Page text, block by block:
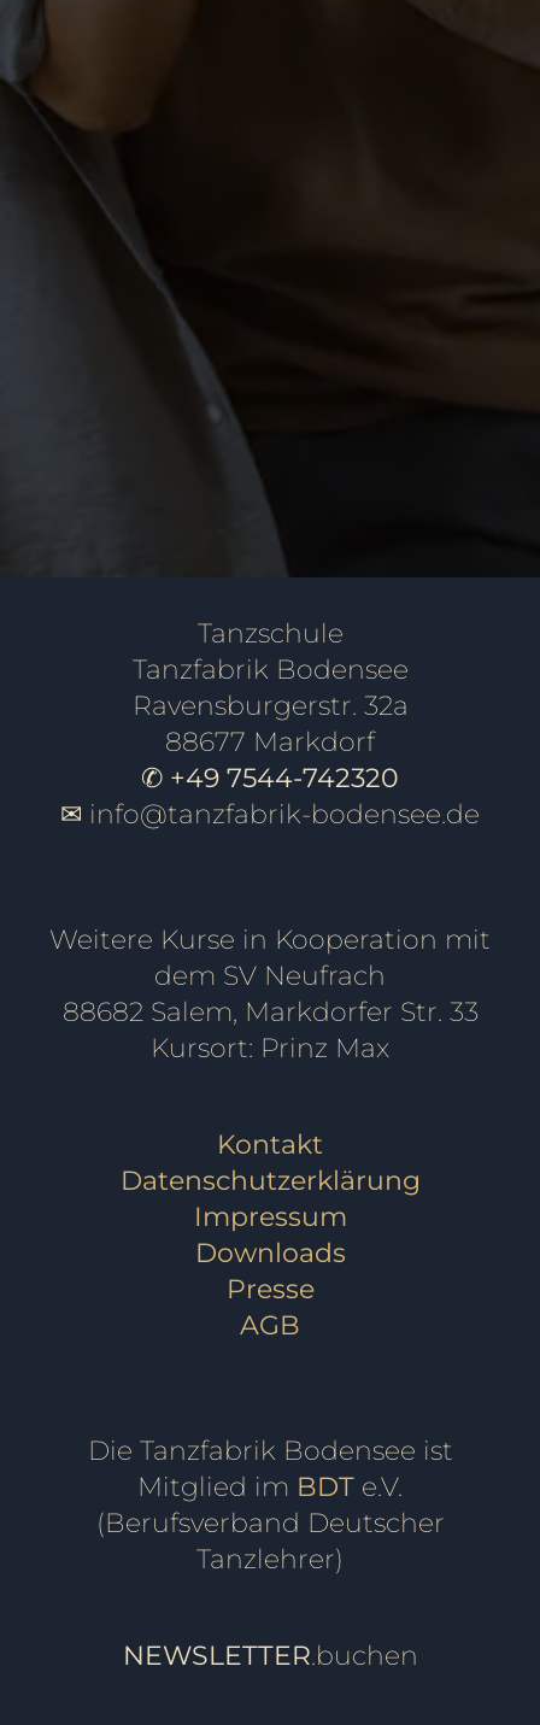
PAARE
Hochzeitskurse Markdorf –
Tanzschule
Tanzfabrik Bodensee
Ravensburgerstr. 32a
88677 Markdorf
✆ +49 7544-742320
✉ info@tanzfabrik-bodensee.de
Weitere Kurse in Kooperation mit
dem SV Neufrach
88682 Salem, Markdorfer Str. 33
Kursort: Prinz Max
Kontakt
Datenschutzerklärung
Impressum
Downloads
Presse
AGB
Die Tanzfabrik Bodensee ist
Mitglied im BDT e.V.
(Berufsverband Deutscher
Tanzlehrer)
NEWSLETTER.buchen